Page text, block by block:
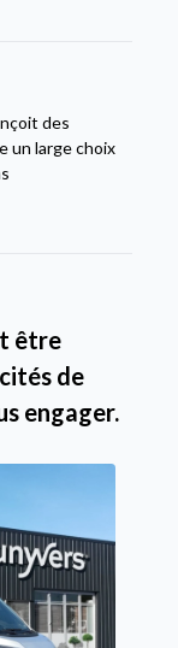
des
un large choix
être
de
engager.